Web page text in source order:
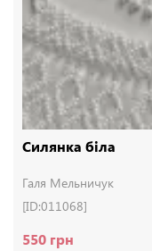
Силянка біла
Галя Мельничук
[ID:011068]
550 грн